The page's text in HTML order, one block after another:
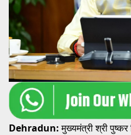
Dehradun:मुख्यमंत्री श्री